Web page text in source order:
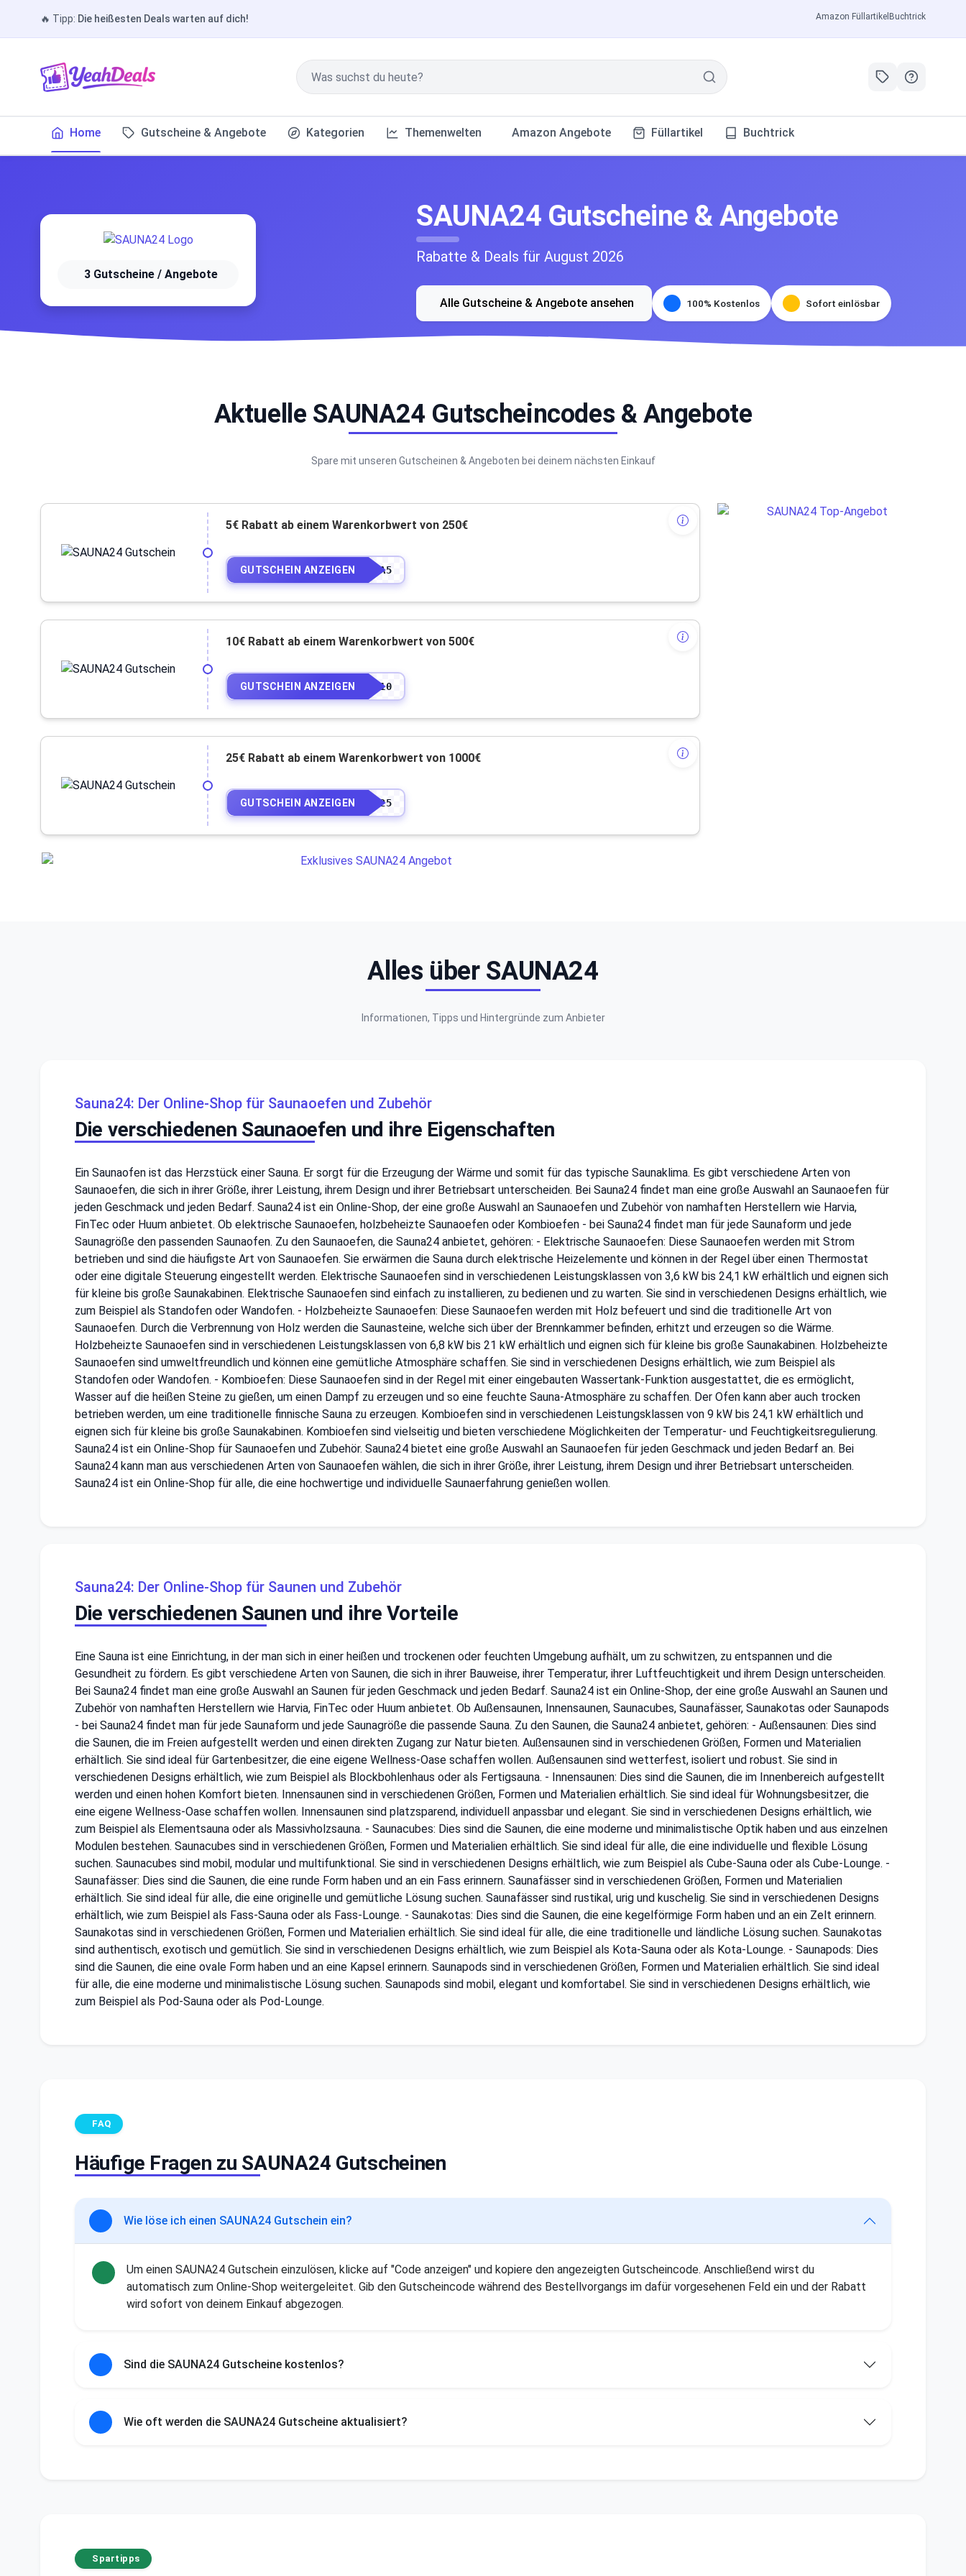
🔥 Tipp: Die heißesten Deals warten auf dich! Amazon Füllartikel Buchtrick
Home Gutscheine & Angebote Kategorien Themenwelten Amazon Angebote Füllartikel Buchtrick
3 Gutscheine / Angebote
SAUNA24 Gutscheine & Angebote
Rabatte & Deals für August 2026
Alle Gutscheine & Angebote ansehen 100% Kostenlos Sofort einlösbar
Aktuelle SAUNA24 Gutscheincodes & Angebote
Spare mit unseren Gutscheinen & Angeboten bei deinem nächsten Einkauf
5€ Rabatt ab einem Warenkorbwert von 250€
GUTSCHEIN ANZEIGEN ••••A5
10€ Rabatt ab einem Warenkorbwert von 500€
GUTSCHEIN ANZEIGEN•••••10
25€ Rabatt ab einem Warenkorbwert von 1000€
GUTSCHEIN ANZEIGEN•••••25
Alles über SAUNA24
Informationen, Tipps und Hintergründe zum Anbieter
Sauna24: Der Online-Shop für Saunaoefen und Zubehör
Die verschiedenen Saunaoefen und ihre Eigenschaften
Ein Saunaofen ist das Herzstück einer Sauna. Er sorgt für die Erzeugung der Wärme und somit für das typische Saunaklima. Es gibt verschiedene Arten von
Saunaoefen, die sich in ihrer Größe, ihrer Leistung, ihrem Design und ihrer Betriebsart unterscheiden. Bei Sauna24 findet man eine große Auswahl an Saunaoefen für
jeden Geschmack und jeden Bedarf. Sauna24 ist ein Online-Shop, der eine große Auswahl an Saunaoefen und Zubehör von namhaften Herstellern wie Harvia,
FinTec oder Huum anbietet. Ob elektrische Saunaoefen, holzbeheizte Saunaoefen oder Kombioefen - bei Sauna24 findet man für jede Saunaform und jede
Saunagröße den passenden Saunaofen. Zu den Saunaoefen, die Sauna24 anbietet, gehören: - Elektrische Saunaoefen: Diese Saunaoefen werden mit Strom
betrieben und sind die häufigste Art von Saunaoefen. Sie erwärmen die Sauna durch elektrische Heizelemente und können in der Regel über einen Thermostat
oder eine digitale Steuerung eingestellt werden. Elektrische Saunaoefen sind in verschiedenen Leistungsklassen von 3,6 kW bis 24,1 kW erhältlich und eignen sich
für kleine bis große Saunakabinen. Elektrische Saunaoefen sind einfach zu installieren, zu bedienen und zu warten. Sie sind in verschiedenen Designs erhältlich, wie
zum Beispiel als Standofen oder Wandofen. - Holzbeheizte Saunaoefen: Diese Saunaoefen werden mit Holz befeuert und sind die traditionelle Art von
Saunaoefen. Durch die Verbrennung von Holz werden die Saunasteine, welche sich über der Brennkammer befinden, erhitzt und erzeugen so die Wärme.
Holzbeheizte Saunaoefen sind in verschiedenen Leistungsklassen von 6,8 kW bis 21 kW erhältlich und eignen sich für kleine bis große Saunakabinen. Holzbeheizte
Saunaoefen sind umweltfreundlich und können eine gemütliche Atmosphäre schaffen. Sie sind in verschiedenen Designs erhältlich, wie zum Beispiel als
Standofen oder Wandofen. - Kombioefen: Diese Saunaoefen sind in der Regel mit einer eingebauten Wassertank-Funktion ausgestattet, die es ermöglicht,
Wasser auf die heißen Steine zu gießen, um einen Dampf zu erzeugen und so eine feuchte Sauna-Atmosphäre zu schaffen. Der Ofen kann aber auch trocken
betrieben werden, um eine traditionelle finnische Sauna zu erzeugen. Kombioefen sind in verschiedenen Leistungsklassen von 9 kW bis 24,1 kW erhältlich und
eignen sich für kleine bis große Saunakabinen. Kombioefen sind vielseitig und bieten verschiedene Möglichkeiten der Temperatur- und Feuchtigkeitsregulierung.
Sauna24 ist ein Online-Shop für Saunaoefen und Zubehör. Sauna24 bietet eine große Auswahl an Saunaoefen für jeden Geschmack und jeden Bedarf an. Bei
Sauna24 kann man aus verschiedenen Arten von Saunaoefen wählen, die sich in ihrer Größe, ihrer Leistung, ihrem Design und ihrer Betriebsart unterscheiden.
Sauna24 ist ein Online-Shop für alle, die eine hochwertige und individuelle Saunaerfahrung genießen wollen.
Sauna24: Der Online-Shop für Saunen und Zubehör
Die verschiedenen Saunen und ihre Vorteile
Eine Sauna ist eine Einrichtung, in der man sich in einer heißen und trockenen oder feuchten Umgebung aufhält, um zu schwitzen, zu entspannen und die
Gesundheit zu fördern. Es gibt verschiedene Arten von Saunen, die sich in ihrer Bauweise, ihrer Temperatur, ihrer Luftfeuchtigkeit und ihrem Design unterscheiden.
Bei Sauna24 findet man eine große Auswahl an Saunen für jeden Geschmack und jeden Bedarf. Sauna24 ist ein Online-Shop, der eine große Auswahl an Saunen und
Zubehör von namhaften Herstellern wie Harvia, FinTec oder Huum anbietet. Ob Außensaunen, Innensaunen, Saunacubes, Saunafässer, Saunakotas oder Saunapods
- bei Sauna24 findet man für jede Saunaform und jede Saunagröße die passende Sauna. Zu den Saunen, die Sauna24 anbietet, gehören: - Außensaunen: Dies sind
die Saunen, die im Freien aufgestellt werden und einen direkten Zugang zur Natur bieten. Außensaunen sind in verschiedenen Größen, Formen und Materialien
erhältlich. Sie sind ideal für Gartenbesitzer, die eine eigene Wellness-Oase schaffen wollen. Außensaunen sind wetterfest, isoliert und robust. Sie sind in
verschiedenen Designs erhältlich, wie zum Beispiel als Blockbohlenhaus oder als Fertigsauna. - Innensaunen: Dies sind die Saunen, die im Innenbereich aufgestellt
werden und einen hohen Komfort bieten. Innensaunen sind in verschiedenen Größen, Formen und Materialien erhältlich. Sie sind ideal für Wohnungsbesitzer, die
eine eigene Wellness-Oase schaffen wollen. Innensaunen sind platzsparend, individuell anpassbar und elegant. Sie sind in verschiedenen Designs erhältlich, wie
zum Beispiel als Elementsauna oder als Massivholzsauna. - Saunacubes: Dies sind die Saunen, die eine moderne und minimalistische Optik haben und aus einzelnen
Modulen bestehen. Saunacubes sind in verschiedenen Größen, Formen und Materialien erhältlich. Sie sind ideal für alle, die eine individuelle und flexible Lösung
suchen. Saunacubes sind mobil, modular und multifunktional. Sie sind in verschiedenen Designs erhältlich, wie zum Beispiel als Cube-Sauna oder als Cube-Lounge. -
Saunafässer: Dies sind die Saunen, die eine runde Form haben und an ein Fass erinnern. Saunafässer sind in verschiedenen Größen, Formen und Materialien
erhältlich. Sie sind ideal für alle, die eine originelle und gemütliche Lösung suchen. Saunafässer sind rustikal, urig und kuschelig. Sie sind in verschiedenen Designs
erhältlich, wie zum Beispiel als Fass-Sauna oder als Fass-Lounge. - Saunakotas: Dies sind die Saunen, die eine kegelförmige Form haben und an ein Zelt erinnern.
Saunakotas sind in verschiedenen Größen, Formen und Materialien erhältlich. Sie sind ideal für alle, die eine traditionelle und ländliche Lösung suchen. Saunakotas
sind authentisch, exotisch und gemütlich. Sie sind in verschiedenen Designs erhältlich, wie zum Beispiel als Kota-Sauna oder als Kota-Lounge. - Saunapods: Dies
sind die Saunen, die eine ovale Form haben und an eine Kapsel erinnern. Saunapods sind in verschiedenen Größen, Formen und Materialien erhältlich. Sie sind ideal
für alle, die eine moderne und minimalistische Lösung suchen. Saunapods sind mobil, elegant und komfortabel. Sie sind in verschiedenen Designs erhältlich, wie
zum Beispiel als Pod-Sauna oder als Pod-Lounge.
FAQ
Häufige Fragen zu SAUNA24 Gutscheinen
Wie löse ich einen SAUNA24 Gutschein ein?
Um einen SAUNA24 Gutschein einzulösen, klicke auf "Code anzeigen" und kopiere den angezeigten Gutscheincode. Anschließend wirst du
automatisch zum Online-Shop weitergeleitet. Gib den Gutscheincode während des Bestellvorgangs im dafür vorgesehenen Feld ein und der Rabatt
wird sofort von deinem Einkauf abgezogen.
Sind die SAUNA24 Gutscheine kostenlos?
Wie oft werden die SAUNA24 Gutscheine aktualisiert?
Spartipps